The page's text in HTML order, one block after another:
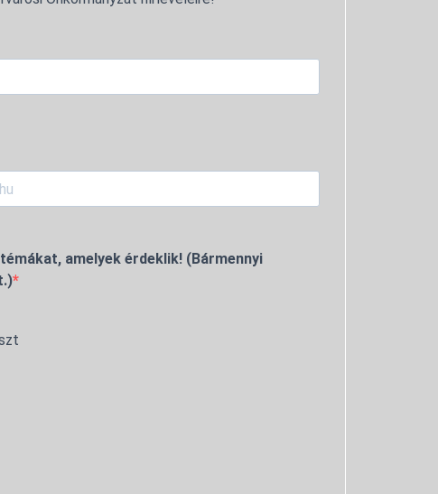
amelyek érdeklik! (Bármennyi